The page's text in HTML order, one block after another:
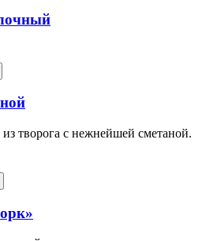
творога с нежнейшей сметаной.